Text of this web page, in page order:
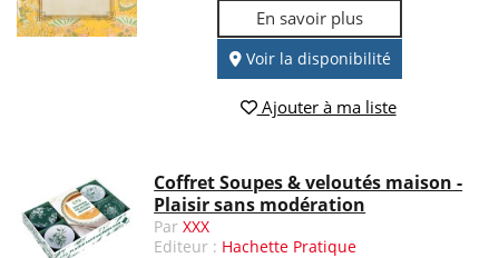
En savoir plus
Voir la disponibilité
Ajouter à ma liste
Coffret Soupes & veloutés maison -
Plaisir sans modération
ParXXX
Editeur : Hachette Pratique